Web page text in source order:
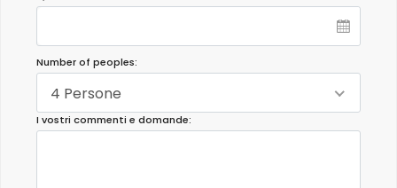
Number of peoples:
4 Persone
I vostri commenti e domande: